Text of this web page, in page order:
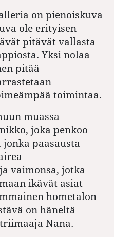
on pienoiskuva
ole erityisen
pitävät vallasta
Yksi nolaa
pitää
toimintaa.
muassa
joka penkoo
paasausta
vaimonsa, jotka
ikävät asiat
hometalon
on häneltä
Nana.